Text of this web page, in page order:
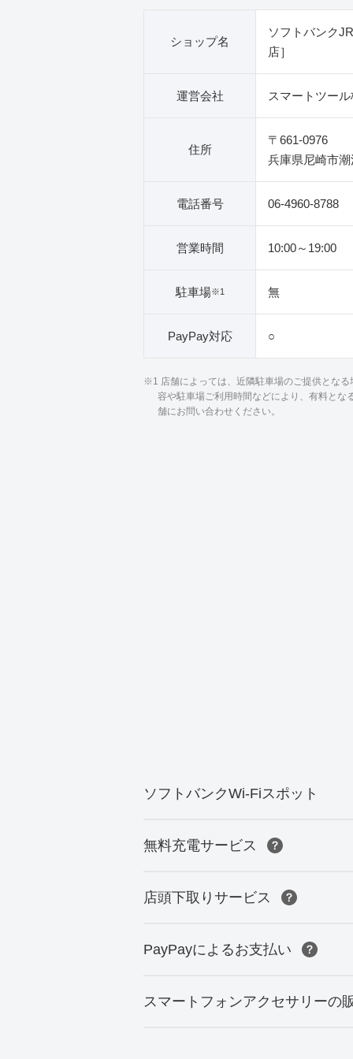
ショップ名
ソフトバンク
店］
運営会社 スマートツー
住所
〒661-0976
兵庫県尼崎市潮
電話番号 06-4960-8788
営業時間 10:00～19:00
駐車場※1 無
PayPay対応 ○
※1 店舗によっては、近隣駐車場のご提供とな
容や駐車場ご利用時間などにより、有料とな
舗にお問い合わせください。
ソフトバンクWi-Fiスポット
無料充電サービス
店頭下取りサービス
PayPayによるお支払い
スマートフォンアクセサリーの